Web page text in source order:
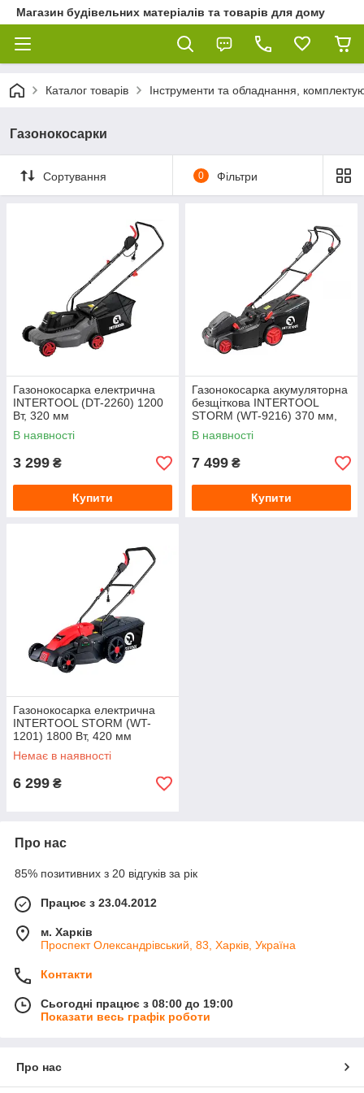
Магазин будівельних матеріалів та товарів для дому
Каталог товарів Інструменти та обладнання,
Газонокосарки
Сортування 0 Фільтри
Газонокосарка електрична
INTERTOOL (DT-2260) 1200
Вт, 320 мм
В наявності
3 299 ₴
Купити
Газонокосарка акумуляторна
безщіткова INTERTOOL
STORM (WT-9216) 370 мм,
2×20В, без АКБ і ЗУ
В наявності
7 499 ₴
Купити
Газонокосарка електрична
INTERTOOL STORM (WT-
1201) 1800 Вт, 420 мм
Немає в наявності
6 299 ₴
Про нас
85% позитивних з 20 відгуків за рік
Працює з 23.04.2012
м. Харків
Проспект Олександрівський, 83, Харків, Україна
Контакти
Сьогодні працює з 08:00 до 19:00
Показати весь графік роботи
Про нас